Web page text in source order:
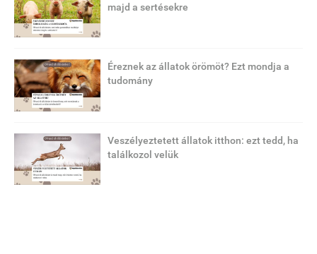
majd a sertésekre
Éreznek az állatok örömöt? Ezt mondja a
tudomány
Veszélyeztetett állatok itthon: ezt tedd, ha
találkozol velük